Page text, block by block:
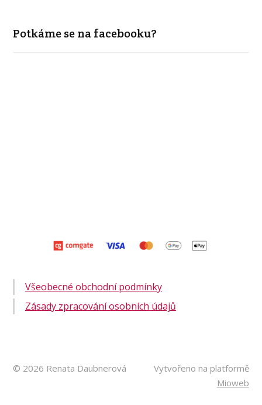
Potkáme se na facebooku?
Všeobecné obchodní podmínky
Zásady zpracování osobních údajů
© 2026 Renata Daubnerová
Vytvořeno na platformě
Mioweb